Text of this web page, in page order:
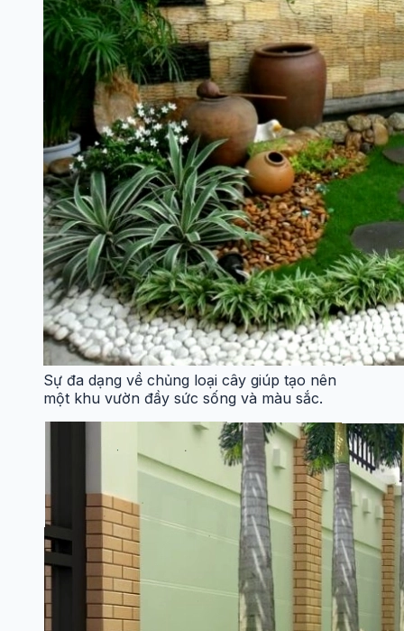
Sự đa dạng về chủng loại cây giúp tạo nên
một khu vườn đầy sức sống và màu sắc.